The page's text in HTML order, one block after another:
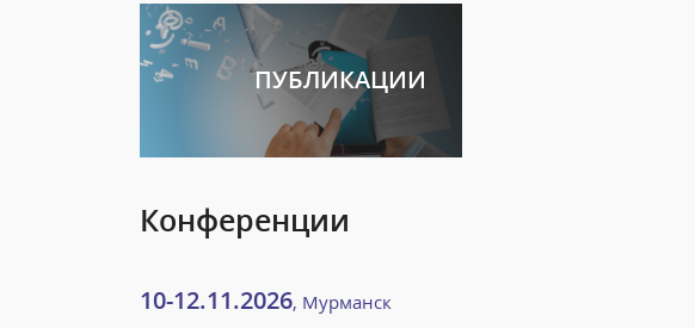
ПУБЛИКАЦИИ
Конференции
10-12.11.2026, Мурманск